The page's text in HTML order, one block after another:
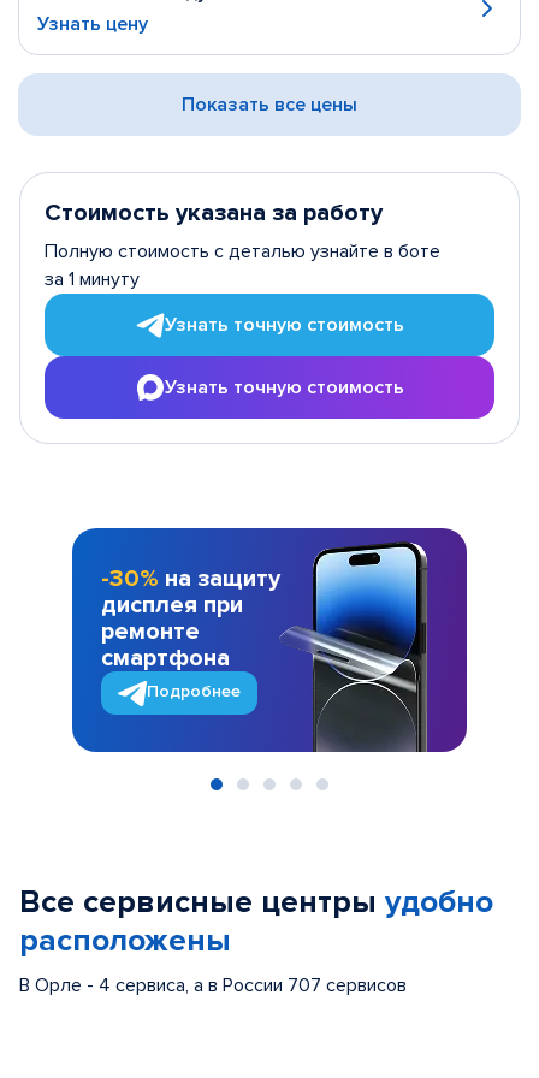
Узнать цену
Показать все цены
Стоимость указана за работу
Полную стоимость с деталью узнайте в боте
за 1 минуту
Узнать точную стоимость
Узнать точную стоимость
-30% на защиту
дисплея при
ремонте
смартфона
Подробнее
Все сервисные центры удобно
расположены
В Орле - 4 сервиса, а в России 707 сервисов